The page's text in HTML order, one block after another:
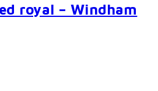
royal – Windham